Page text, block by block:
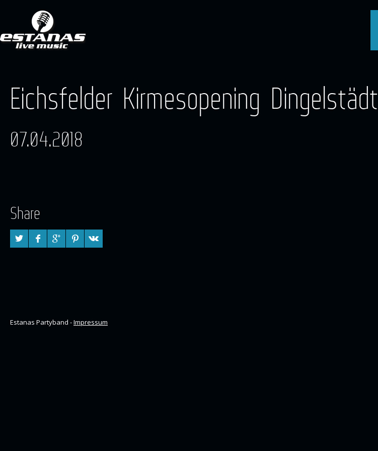
Eichsfelder Kirmesopening Dingelstädt
07.04.2018
Share
Estanas Partyband -Impressum